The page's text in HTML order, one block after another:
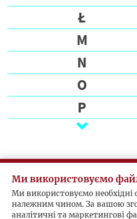
Ł
M
N
O
P
Q
S
Ś
Ми використовуємо
Ми використовуємо
належним чином. За вашою
аналітичні та маркетингові